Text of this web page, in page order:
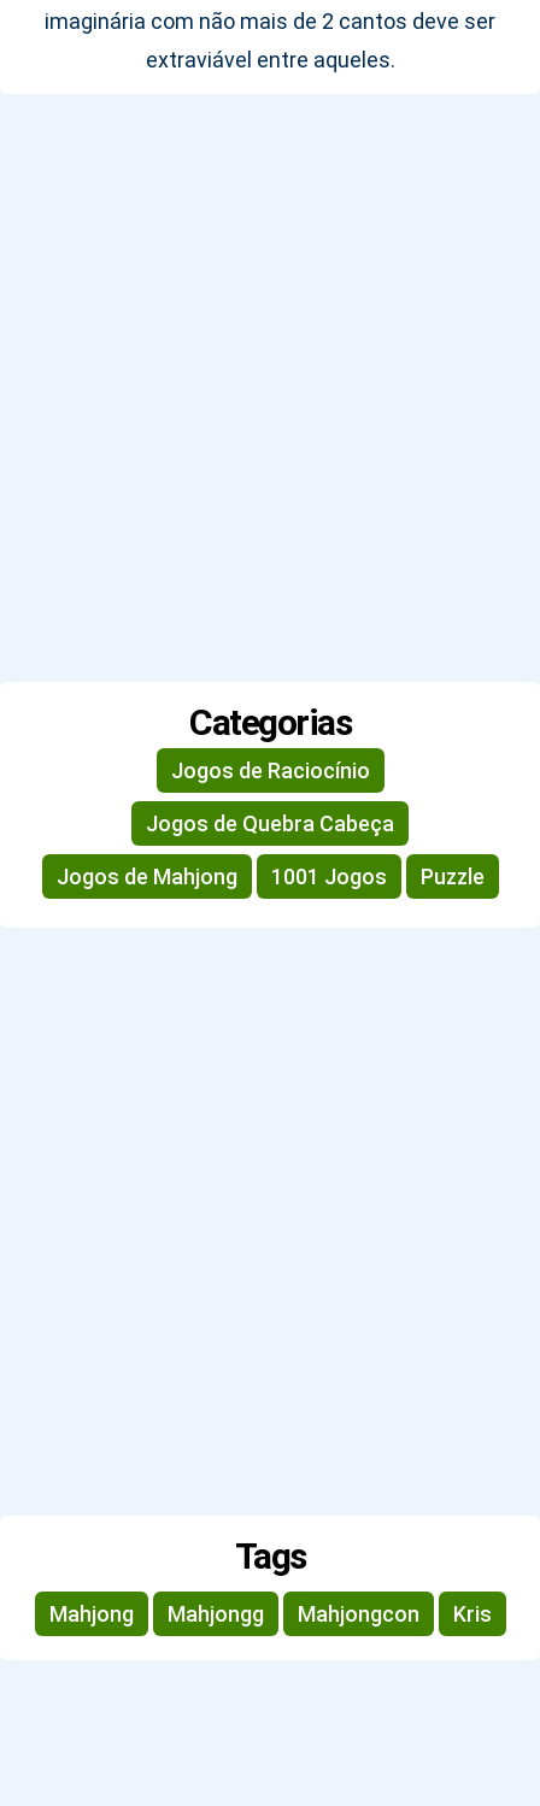
imaginária com não mais de 2 cantos deve ser
extraviável entre aqueles.
Categorias
Jogos de Raciocínio
Jogos de Quebra Cabeça
Jogos de Mahjong 1001 Jogos Puzzle
Tags
Mahjong Mahjongg Mahjongcon Kris